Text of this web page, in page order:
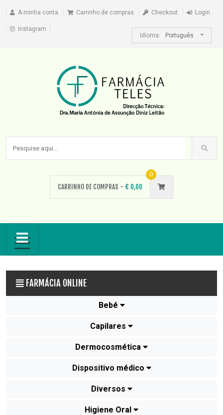
A minha conta Carrinho de compras Checkout Login
Instagram
Idioma:
Português
CARRINHO DE COMPRAS - € 0,00
0
FARMÁCIA ONLINE
Bebé
Capilares
Dermocosmética
Dispositivo médico
Diversos
Higiene Oral